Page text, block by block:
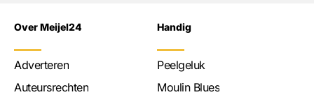
Over Meijel24
Adverteren
Auteursrechten
Handig
Peelgeluk
Moulin Blues